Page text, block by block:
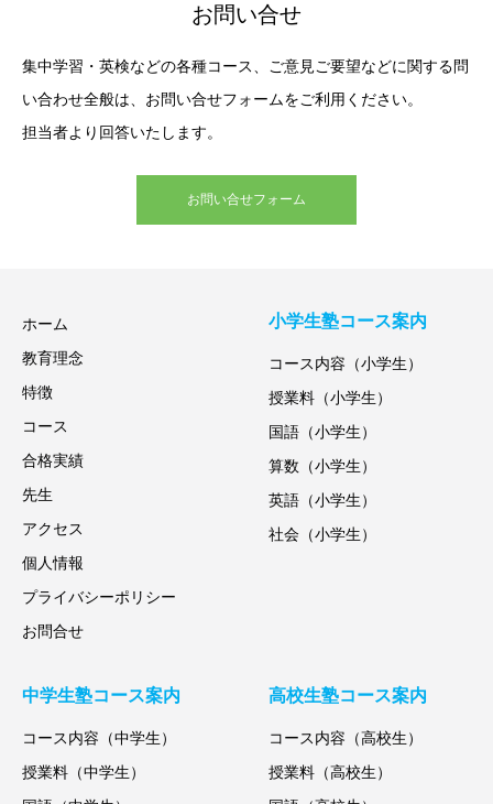
お問い合せ
集中学習・英検などの各種コース、ご意見ご要望などに関する問
い合わせ全般は、お問い合せフォームをご利用ください。
担当者より回答いたします。
お問い合せフォーム
ホーム
教育理念
特徴
コース
合格実績
先生
アクセス
個人情報
プライバシーポリシー
お問合せ
小学生塾コース案内
コース内容（小学生）
授業料（小学生）
国語（小学生）
算数（小学生）
英語（小学生）
社会（小学生）
中学生塾コース案内
コース内容（中学生）
授業料（中学生）
高校生塾コース案内
コース内容（高校生）
授業料（高校生）